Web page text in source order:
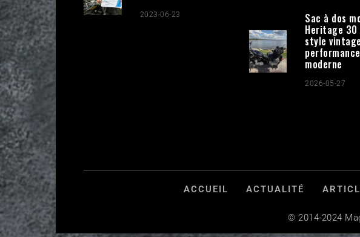
2023-06-23 Sac à dos
Heritage 30
style
performance
moderne
2026-05-27
ACCUEIL ACTUALITÉ
© 2014-2024